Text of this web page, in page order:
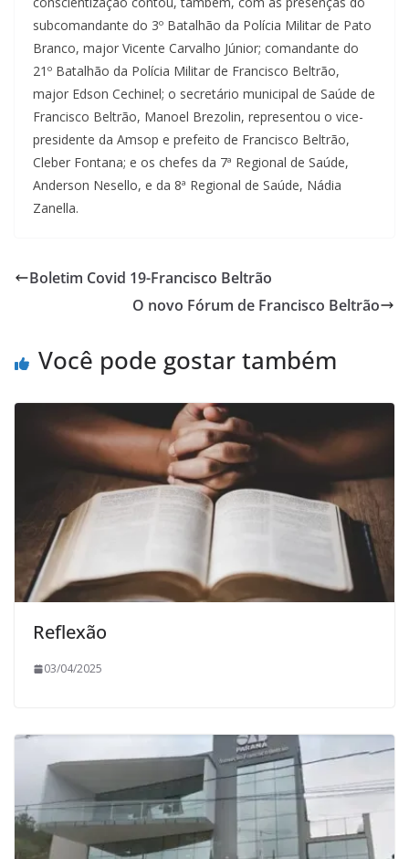
subcomandante do 3º Batalhão da Polícia Militar de Pato
Branco, major Vicente Carvalho Júnior; comandante do
21º Batalhão da Polícia Militar de Francisco Beltrão,
major Edson Cechinel; o secretário municipal de Saúde de
Francisco Beltrão, Manoel Brezolin, representou o vice-
presidente da Amsop e prefeito de Francisco Beltrão,
Cleber Fontana; e os chefes da 7ª Regional de Saúde,
Anderson Nesello, e da 8ª Regional de Saúde, Nádia
Zanella.
Boletim Covid 19-Francisco Beltrão
O novo Fórum de Francisco Beltrão
Você pode gostar também
Reflexão
03/04/2025